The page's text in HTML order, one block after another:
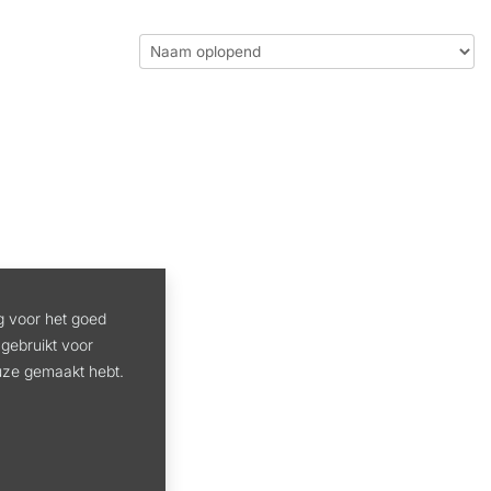
voor het goed
voor
gemaakt hebt.